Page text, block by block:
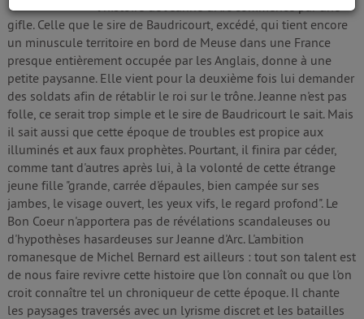
l'histoire de Jeanne d'Arc commence par une
gifle. Celle que le sire de Baudricourt, excédé, qui tient encore
un minuscule territoire en bord de Meuse dans une France
presque entièrement occupée par les Anglais, donne à une
petite paysanne. Elle vient pour la deuxième fois lui demander
des soldats afin de rétablir le roi sur le trône. Jeanne n'est pas
folle, ce serait trop simple et le sire de Baudricourt le sait. Mais
il sait aussi que cette époque de troubles est propice aux
illuminés et aux faux prophètes. Pourtant, il finira par céder,
comme tant d'autres après lui, à la volonté de cette étrange
jeune fille "grande, carrée d'épaules, bien campée sur ses
jambes, le visage ouvert, les yeux vifs, le regard profond". Le
Bon Coeur n'apportera pas de révélations scandaleuses ou
d'hypothèses hasardeuses sur Jeanne d'Arc. L'ambition
romanesque de Michel Bernard est ailleurs : tout son talent est
de nous faire revivre cette histoire que l'on connaît ou que l'on
croit connaître tel un chroniqueur de cette époque. Il chante
les paysages traversés avec un lyrisme discret et les batailles